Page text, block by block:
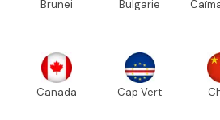
Brunei Bulgarie
Canada Cap Vert